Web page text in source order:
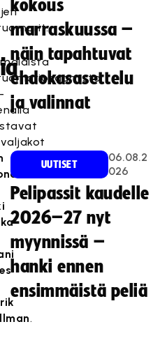
.
kokous
marraskuussa –
näin tapahtuvat
ehdokasasettelu
ja valinnat
UUTISET
06.08.2
026
Pelipassit kaudelle
2026–27 nyt
myynnissä –
hanki ennen
ensimmäistä peliä